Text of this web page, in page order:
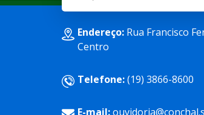
Endereço:Rua Francisco
Centro
Telefone:(19) 3866-8600
E-mail: